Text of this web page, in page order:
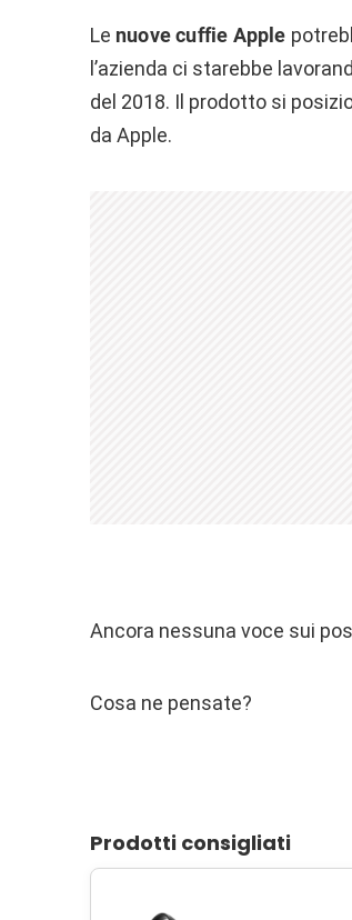
Le nuove cuffie Apple
l’azienda ci starebbe
del 2018. Il prodotto si
da Apple.
Ancora nessuna voce sui
Cosa ne pensate?
Prodotti consigliati